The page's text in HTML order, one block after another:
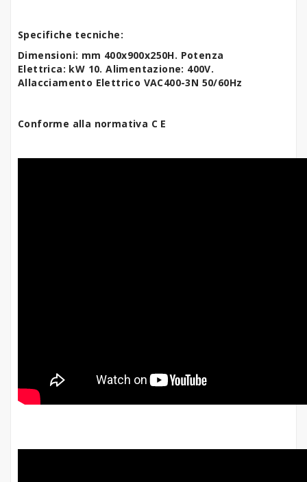
Specifiche tecniche:
Dimensioni: mm 400x900x250H. Potenza
Elettrica: kW 10.Alimentazione: 400V.
Allacciamento Elettrico VAC400-3N 50/60Hz
Conforme alla normativa C E